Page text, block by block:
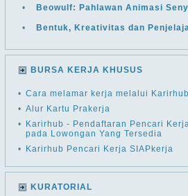
• Beowulf: Pahlawan Animasi
• Bentuk, Kreativitas dan
BURSA KERJA KHUSUS
• Cara melamar kerja melalui Karirhub
• Alur Kartu Prakerja
•
Karirhub - Pendaftaran Pencari
pada Lowongan Yang Tersedia
•
Karirhub Pencari Kerja SIAPkerja
KURATORIAL